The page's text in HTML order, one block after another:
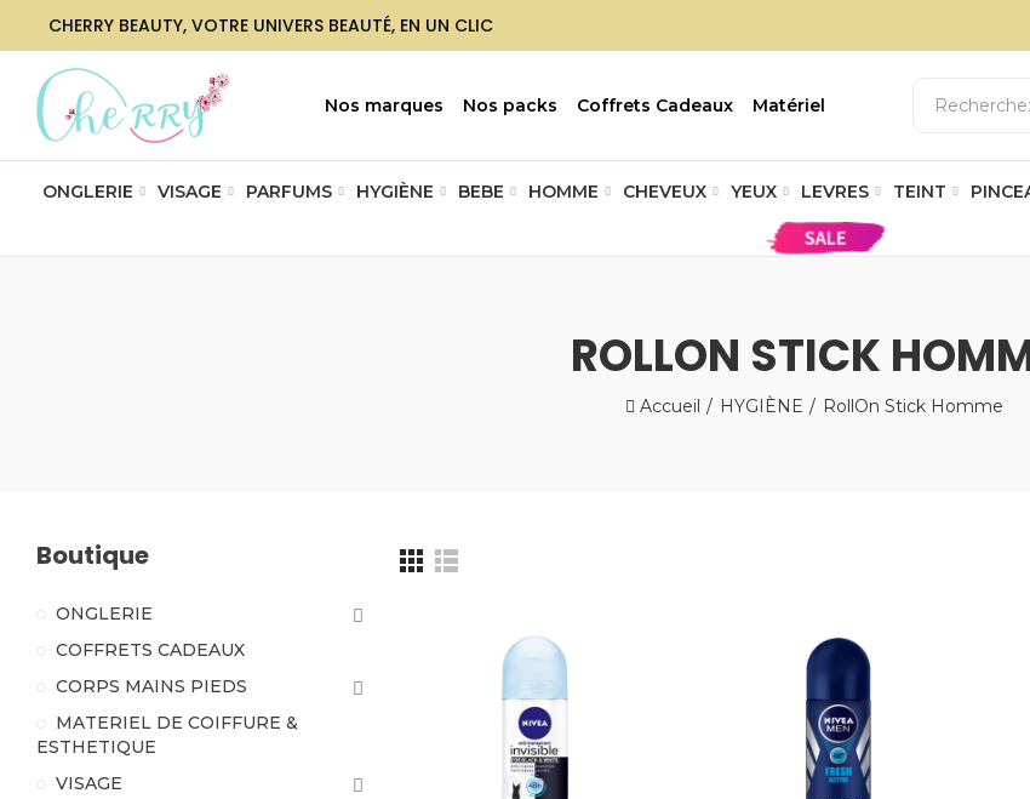
CHERRY BEAUTY, VOTRE UNIVERS BEAUTÉ, EN UN CLIC
Nos marques Nos packs Coffrets Cadeaux Matériel
ONGLERIE VISAGE PARFUMS HYGIÈNE BEBE HOMME CHEVEUX YEUX LEVRES TEINT
ROLLON STICK
Accueil HYGIÈNE RollOn Stick Homme
Boutique
ONGLERIE
COFFRETS CADEAUX
CORPS MAINS PIEDS
MATERIEL DE COIFFURE &
ESTHETIQUE
VISAGE